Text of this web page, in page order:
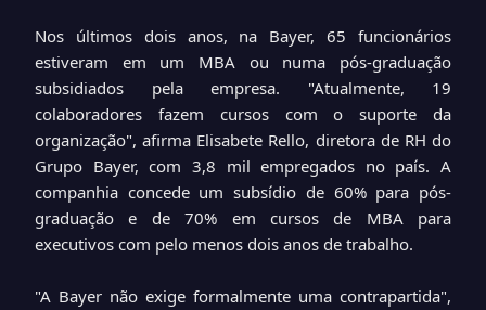
Nos últimos dois anos, na Bayer, 65 funcionários
estiveram em um MBA ou numa pós-graduação
subsidiados pela empresa. "Atualmente, 19
colaboradores fazem cursos com o suporte da
organização", afirma Elisabete Rello, diretora de RH do
Grupo Bayer, com 3,8 mil empregados no país. A
companhia concede um subsídio de 60% para pós-
graduação e de 70% em cursos de MBA para
executivos com pelo menos dois anos de trabalho.
"A Bayer não exige formalmente uma contrapartida",